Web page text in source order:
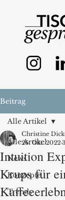
Beitrag
Alle Artikel
News
Konzepte
Trends
Alle Artikel
Intuition
Krups für
Christine
26. Okt. 2022